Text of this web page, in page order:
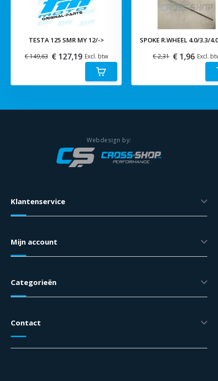
TESTA 125 SMR MY 12/->
€ 149,63 € 127,19 Excl. btw
SPOKE R.WHEEL 4.0/3.3/
€ 2,31 € 1,96 Excl.
Klantenservice
Mijn account
Categorieën
Contact